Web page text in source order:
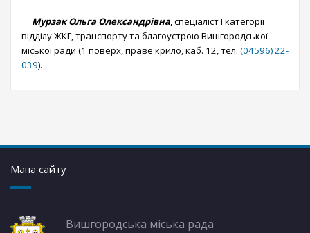
Мурзак Ольга Олександрівна, спеціаліст І категорії
відділу ЖКГ, транспорту та благоустрою Вишгородської
міської ради (1 поверх, праве крило, каб. 12, тел. (04596) 22-
039).
Мапа сайту
Вишгородська міська рада